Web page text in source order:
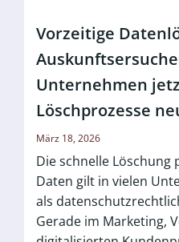
Vorzeitige
Unternehmen
Löschprozesse
März 18, 2026
Die schnelle
Daten gilt in vielen
als
Gerade im Marketing,